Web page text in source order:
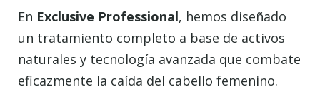
En Exclusive Professional, hemos diseñado
un tratamiento completo a base de activos
naturales y tecnología avanzada que combate
eficazmente la caída del cabello femenino.